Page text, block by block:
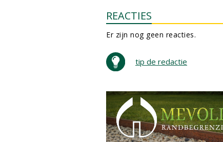
REACTIES
Er zijn nog geen reacties.
tip de redactie